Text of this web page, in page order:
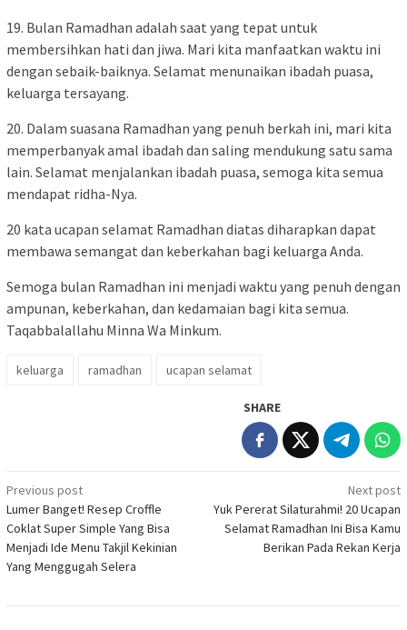
19. Bulan Ramadhan adalah saat yang tepat untuk
membersihkan hati dan jiwa. Mari kita manfaatkan waktu ini
dengan sebaik-baiknya. Selamat menunaikan ibadah puasa,
keluarga tersayang.
20. Dalam suasana Ramadhan yang penuh berkah ini, mari kita
memperbanyak amal ibadah dan saling mendukung satu sama
lain. Selamat menjalankan ibadah puasa, semoga kita semua
mendapat ridha-Nya.
20 kata ucapan selamat Ramadhan diatas diharapkan dapat
membawa semangat dan keberkahan bagi keluarga Anda.
Semoga bulan Ramadhan ini menjadi waktu yang penuh dengan
ampunan, keberkahan, dan kedamaian bagi kita semua.
Taqabbalallahu Minna Wa Minkum.
keluarga ramadhan ucapan selamat
SHARE
Post
navigation
Previous post
Lumer Banget! Resep Croffle
Coklat Super Simple Yang Bisa
Menjadi Ide Menu Takjil Kekinian
Yang Menggugah Selera
Next post
Yuk Pererat Silaturahmi! 20 Ucapan
Selamat Ramadhan Ini Bisa Kamu
Berikan Pada Rekan Kerja